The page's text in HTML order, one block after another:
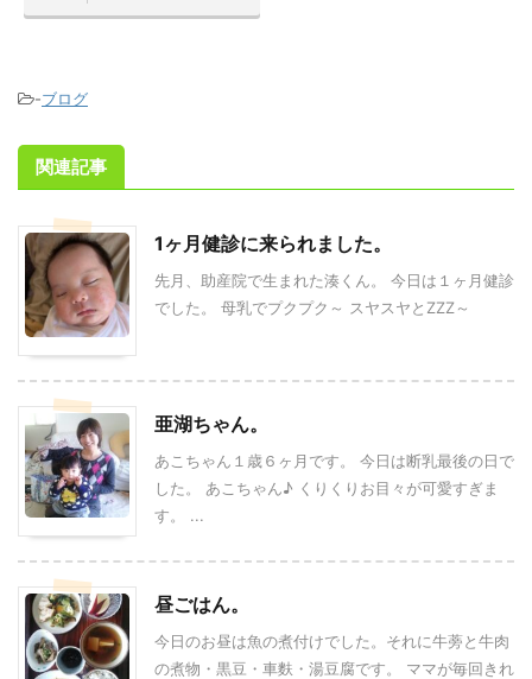
-ブログ
関連記事
1ヶ月健診に来られました。
先月、助産院で生まれた湊くん。 今日は１ヶ月健診
でした。 母乳でプクプク～ スヤスヤとZZZ～
亜湖ちゃん。
あこちゃん１歳６ヶ月です。 今日は断乳最後の日で
した。 あこちゃん♪ くりくりお目々が可愛すぎま
す。 ...
昼ごはん。
今日のお昼は魚の煮付けでした。それに牛蒡と牛肉
の煮物・黒豆・車麩・湯豆腐です。 ママが毎回きれ